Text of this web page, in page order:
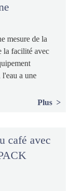
mesure de la
la facilité avec
a une
Plus
café avec